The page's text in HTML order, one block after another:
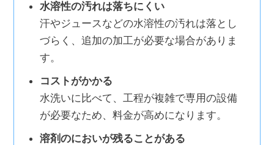
水溶性の汚れは落ちにくい
汗やジュースなどの水溶性の汚れは落とし
づらく、追加の加工が必要な場合がありま
す。
コストがかかる
水洗いに比べて、工程が複雑で専用の設備
が必要なため、料金が高めになります。
溶剤のにおいが残ることがある